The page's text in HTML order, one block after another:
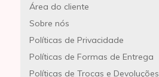
Área do cliente
Sobre nós
Políticas de Privacidade
Políticas de Formas de Entrega
Políticas de Trocas e Devoluções